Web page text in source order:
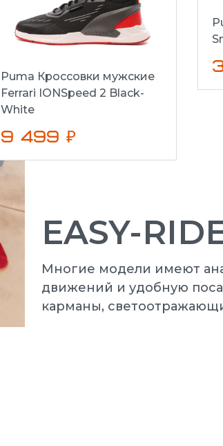
Puma Кроссовки мужские
Ferrari IONSpeed 2 Black-
White
9 499 ₽
EASY-
Многие модели имеют
движений и удобную
карманы,